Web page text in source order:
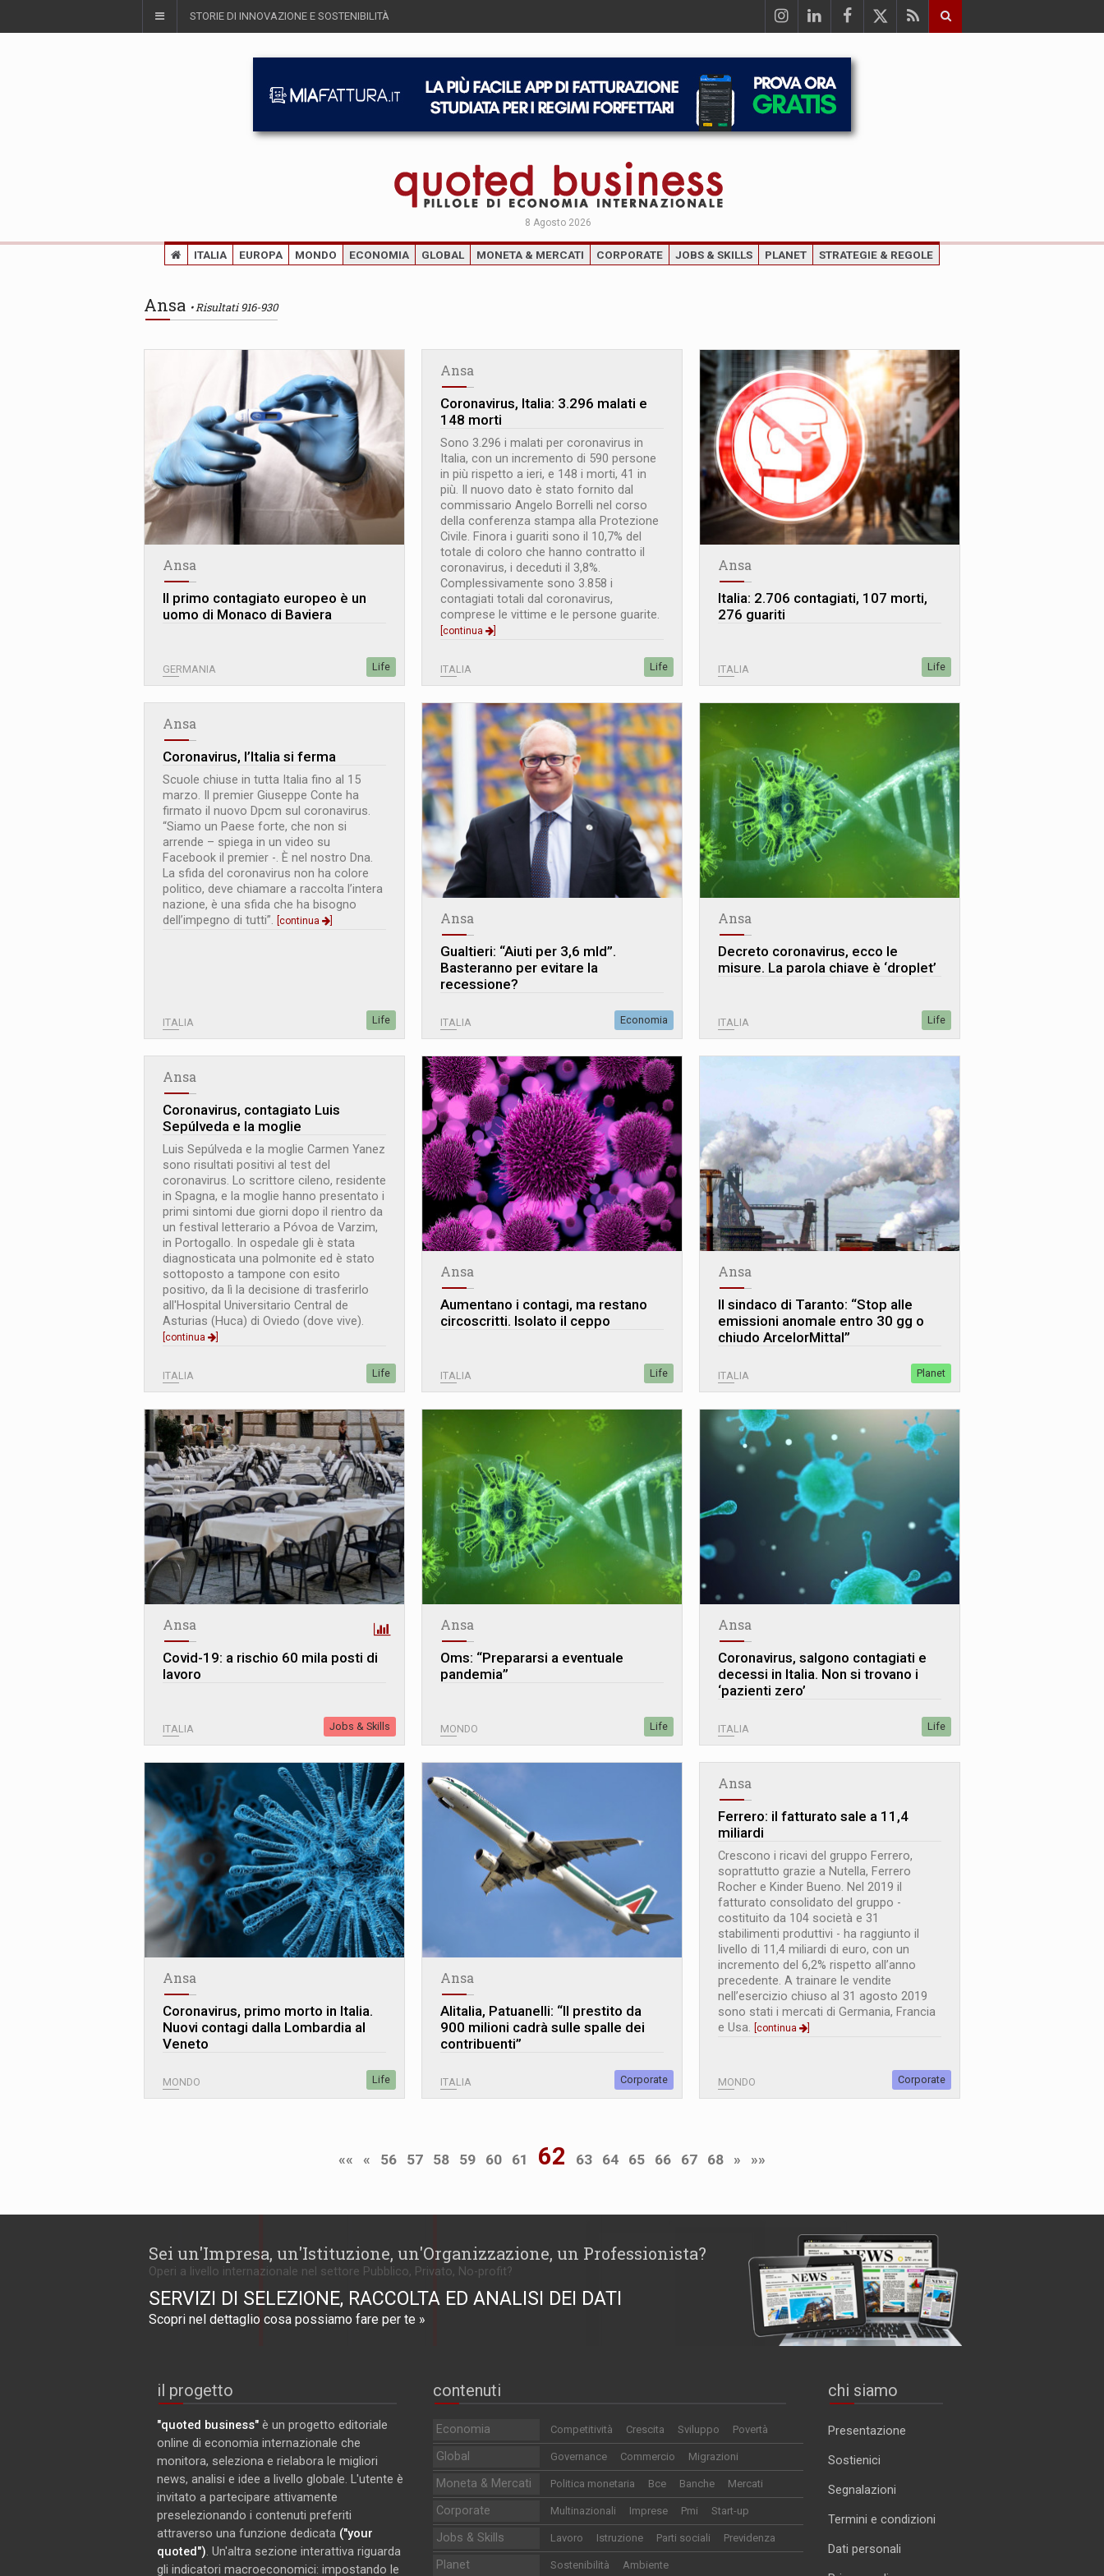
STORIE DI INNOVAZIONE E SOSTENIBILITÀ
8 Agosto 2026
ITALIA EUROPA MONDO ECONOMIA GLOBAL MONETA & MERCATI CORPORATE JOBS & SKILLS PLANET STRATEGIE & REGOLE
Ansa Risultati 916-930
Ansa
Il primo contagiato europeo è un
uomo di Monaco di Baviera
GERMANIA Life
Ansa
Coronavirus, Italia: 3.296 malati e
148 morti
Sono 3.296 i malati per coronavirus in
Italia, con un incremento di 590 persone
in più rispetto a ieri, e 148 i morti, 41 in
più. Il nuovo dato è stato fornito dal
commissario Angelo Borrelli nel corso
della conferenza stampa alla Protezione
Civile. Finora i guariti sono il 10,7% del
totale di coloro che hanno contratto il
coronavirus, i deceduti il 3,8%.
Complessivamente sono 3.858 i
contagiati totali dal coronavirus,
comprese le vittime e le persone guarite.
[continua ]
ITALIA Life
Ansa
Italia: 2.706 contagiati, 107 morti,
276 guariti
ITALIA Life
Ansa
Coronavirus, l’Italia si ferma
Scuole chiuse in tutta Italia fino al 15
marzo. Il premier Giuseppe Conte ha
firmato il nuovo Dpcm sul coronavirus.
“Siamo un Paese forte, che non si
arrende – spiega in un video su
Facebook il premier -. È nel nostro Dna.
La sfida del coronavirus non ha colore
politico, deve chiamare a raccolta l’intera
nazione, è una sfida che ha bisogno
dell’impegno di tutti”. [continua
ITALIA Life
Ansa
Gualtieri: “Aiuti per 3,6 mld”.
Basteranno per evitare la
recessione?
ITALIA Economia
Ansa
Decreto coronavirus, ecco le
misure. La parola chiave è ‘droplet’
ITALIA Life
Ansa
Coronavirus, contagiato Luis
Sepúlveda e la moglie
Luis Sepúlveda e la moglie Carmen Yanez
sono risultati positivi al test del
coronavirus. Lo scrittore cileno, residente
in Spagna, e la moglie hanno presentato i
primi sintomi due giorni dopo il rientro da
un festival letterario a Póvoa de Varzim,
in Portogallo. In ospedale gli è stata
diagnosticata una polmonite ed è stato
sottoposto a tampone con esito
positivo, da lì la decisione di trasferirlo
all'Hospital Universitario Central de
Asturias (Huca) di Oviedo (dove vive).
[continua
ITALIA Life
Ansa
Aumentano i contagi, ma restano
circoscritti. Isolato il ceppo
ITALIA Life
Ansa
Il sindaco di Taranto: “Stop alle
emissioni anomale entro 30 gg o
chiudo ArcelorMittal”
ITALIA Planet
Ansa
Covid-19: a rischio 60 mila posti di
lavoro
ITALIA Jobs & Skills
Ansa
Oms: “Prepararsi a eventuale
pandemia”
MONDO Life
Ansa
Coronavirus, salgono contagiati e
decessi in Italia. Non si trovano i
‘pazienti zero’
ITALIA Life
Ansa
Coronavirus, primo morto in Italia.
Nuovi contagi dalla Lombardia al
Veneto
MONDO Life
Ansa
Alitalia, Patuanelli: “Il prestito da
900 milioni cadrà sulle spalle dei
contribuenti”
ITALIA Corporate
Ansa
Ferrero: il fatturato sale a 11,4
miliardi
Crescono i ricavi del gruppo Ferrero,
soprattutto grazie a Nutella, Ferrero
Rocher e Kinder Bueno. Nel 2019 il
fatturato consolidato del gruppo -
costituito da 104 società e 31
stabilimenti produttivi - ha raggiunto il
livello di 11,4 miliardi di euro, con un
incremento del 6,2% rispetto all’anno
precedente. A trainare le vendite
nell’esercizio chiuso al 31 agosto 2019
sono stati i mercati di Germania, Francia
e Usa. [continua ]
MONDO Corporate
«« « 56 57 58 59 60 61 62 63 64 65 66 67 68 » »»
Sei un'Impresa, un'Istituzione, un'Organizzazione, un Professionista?
Operi a livello internazionale nel settore Pubblico, Privato, No-profit?
SERVIZI DI SELEZIONE, RACCOLTA ED ANALISI DEI DATI
Scopri nel dettaglio cosa possiamo fare per te »
il progetto
"quoted business" è un progetto editoriale
online di economia internazionale che
monitora, seleziona e rielabora le migliori
news, analisi e idee a livello globale. L'utente è
invitato a partecipare attivamente
preselezionando i contenuti preferiti
attraverso una funzione dedicata ("your
quoted"). Un'altra sezione interattiva riguarda
gli indicatori macroeconomici: impostando le
contenuti
Economia Competitività Crescita Sviluppo Povertà
Global Governance Commercio Migrazioni
Moneta & Mercati Politica monetaria Bce Banche Mercati
Corporate Multinazionali Imprese Pmi Start-up
Jobs & Skills Lavoro Istruzione Parti sociali Previdenza
Planet Sostenibilità Ambiente
chi siamo
Presentazione
Sostienici
Segnalazioni
Termini e condizioni
Dati personali